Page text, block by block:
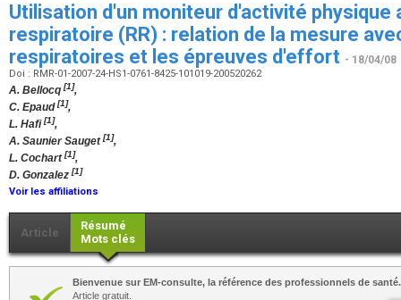
Utilisation d'un moniteur d'activité physique
respiratoire (RR) : relation de la mesure
respiratoires et les épreuves d'effort - 18/04/08
Doi : RMR-01-2007-24-HS1-0761-8425-101019-200520262
A. Bellocq [1],
C. Epaud[1],
L. Hafi[1],
A. Saunier Sauget[1],
L. Cochart[1],
D. Gonzalez [1]
Voir les affiliations
Article
Résumé
Mots clés
Bienvenue sur EM-consulte, la référence des professionnels de santé.
Article gratuit.